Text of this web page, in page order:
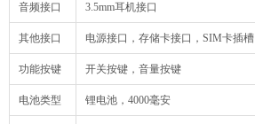
音频接口 3.5mm耳机接口
其他接口 电源接口，存储卡接口，SIM卡插槽
功能按键 开关按键，音量按键
电池类型 锂电池，4000毫安